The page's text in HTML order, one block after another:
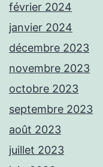
février 2024
janvier 2024
décembre 2023
novembre 2023
octobre 2023
septembre 2023
août 2023
juillet 2023